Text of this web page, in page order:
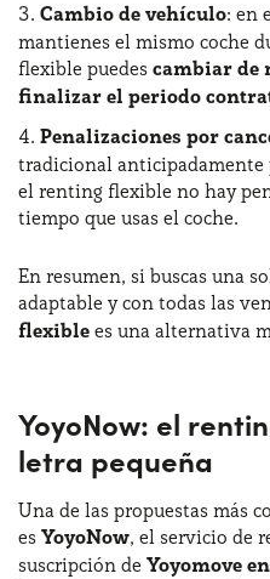
Cambio de vehículo: en
mantienes el mismo coche
flexible puedes cambiar de
finalizar el periodo
Penalizaciones por
tradicional anticipadamente
el renting flexible no hay
tiempo que usas el coche.
En resumen, si buscas una
adaptable y con todas las
flexible es una alternativa
YoyoNow: el
letra pequeña
Una de las propuestas más
es YoyoNow, el servicio de
suscripción de Yoyomove